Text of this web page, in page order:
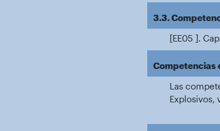
3.3.
[EE05 ].
Competencias
Las
Explosivos,